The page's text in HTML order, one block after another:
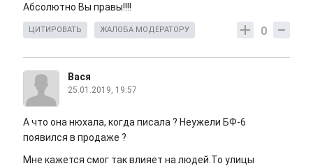
Абсолютно Вы правы!!!!
0
ЦИТИРОВАТЬ ЖАЛОБА МОДЕРАТОРУ
Вася
25.01.2019, 19:57
А что она нюхала, когда писала ? Неужели БФ-6
появился в продаже ?
Мне кажется смог так влияет на людей.То улицы